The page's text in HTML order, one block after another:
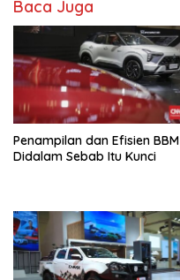
Baca Juga
Penampilan dan Efisien BBM
Didalam Sebab Itu Kunci